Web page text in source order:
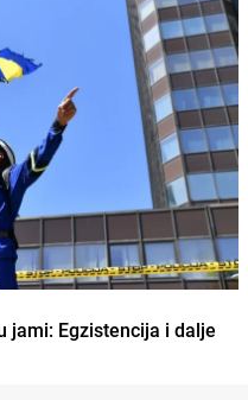
jami: Egzistencija i dalje